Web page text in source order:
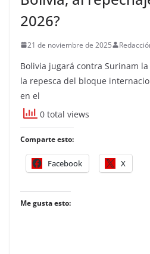
2026?
21 de noviembre de 2025
Bolivia jugará contra Surinam
la repesca del bloque
en el
0 total views
Comparte esto:
Facebook X
Me gusta esto: